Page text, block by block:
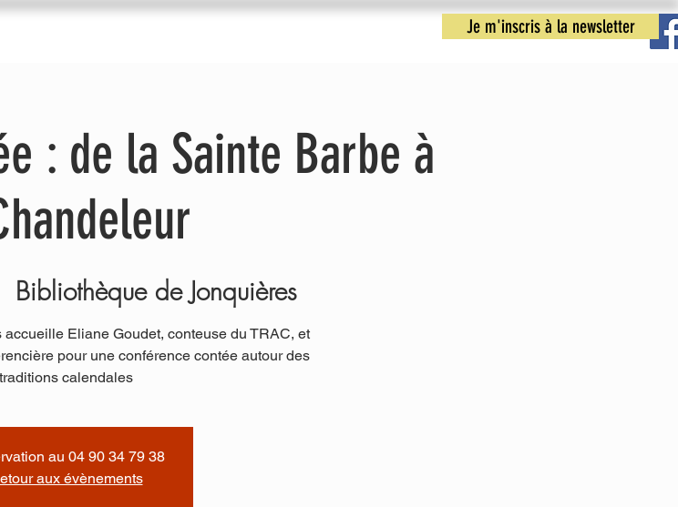
Je m'inscris à la newsletter
Nous contacter
: de la Sainte Barbe à
Bibliothèque de Jonquières
Eliane Goudet, conteuse du TRAC, et
pour une conférence contée autour des
traditions calendales
au 04 90 34 79 38
aux évènements